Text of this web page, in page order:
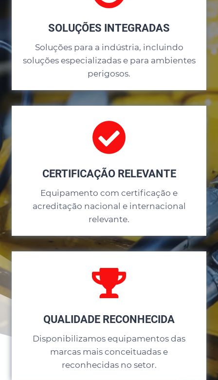
SOLUÇÕES INTEGRADAS
Soluções para a indústria, incluindo
soluções especializadas e para ambientes
perigosos.
CERTIFICAÇÃO RELEVANTE
Equipamento com certificação e
acreditação nacional e internacional
relevante.
QUALIDADE RECONHECIDA
Disponibilizamos equipamentos das
marcas mais conceituadas e
reconhecidas no setor.